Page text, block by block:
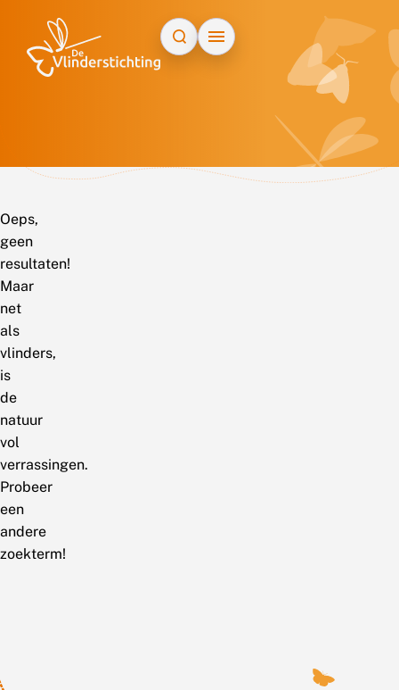
Oeps,
geen
resultaten!
Maar
net
als
vlinders,
is
de
natuur
vol
verrassingen.
Probeer
een
andere
zoekterm!